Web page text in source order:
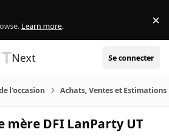
Learn more. ×
Next Se connecter
l'occasion Achats, Ventes et Estimations
mère DFI LanParty UT